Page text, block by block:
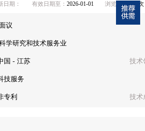
日期： 有效日期至： 2026-01-01 浏览： 15144 次
面议
学研究和技术服务业
国 - 江苏 技术
技服务
专利 技术